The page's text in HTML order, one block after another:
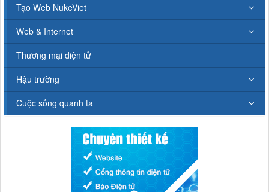
Tạo Web NukeViet
Web & Internet
Thương mại điện tử
Hậu trường
Cuộc sống quanh ta